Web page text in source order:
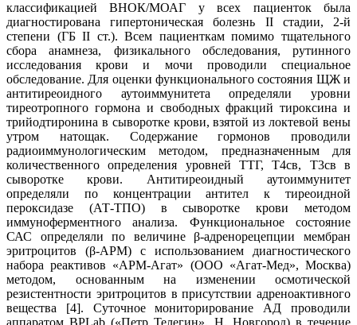
классификацией ВНОК/МОАГ у всех пациенток была
диагностирована гипертоническая болезнь II стадии, 2-й
степени (ГБ II ст.). Всем пациенткам помимо тщательного
сбора анамнеза, физикального обследования, рутинного
исследования крови и мочи проводили специальное
обследование. Для оценки функционального состояния ЩЖ и
антитиреоидного аутоиммунитета определяли уровни
тиреотропного гормона и свободных фракций тироксина и
трийодтиронина в сыворотке крови, взятой из локтевой вены
утром натощак. Содержание гормонов проводили
радиоиммунологическим методом, предназначенным для
количественного определения уровней ТТГ, Т4св, Т3св в
сыворотке крови. Антитиреоидный аутоиммунитет
определяли по концентрации антител к тиреоидной
пероксидазе (АТ-ТПО) в сыворотке крови методом
иммуноферментного анализа. Функциональное состояние
САС определяли по величине β-адренорецепции мембран
эритроцитов (β-АРМ) с использованием диагностического
набора реактивов «АРМ-Агат» (ООО «Агат-Мед», Москва)
методом, основанным на изменении осмотической
резистентности эритроцитов в присутствии адреноактивного
вещества [4]. Суточное мониторирование АД проводили
аппаратом BPLab («Петр Телегин», Н. Новгород) в течение